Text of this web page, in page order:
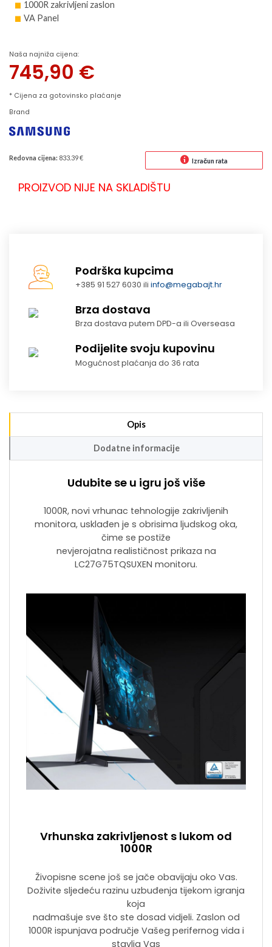
1000R zakrivljeni zaslon
VA Panel
Naša najniža cijena:
745,90 €
* Cijena za gotovinsko plaćanje
Brand
Redovna cijena: 833.39 € Izračun rata
PROIZVOD NIJE NA SKLADIŠTU
Podrška kupcima
+385 91 527 6030 iliinfo@megabajt.hr
Brza dostava
Brza dostava putem DPD-a ili Overseasa
Podijelite svoju kupovinu
Mogućnost plaćanja do 36 rata
Opis
Dodatne informacije
Udubite se u igru još više
1000R, novi vrhunac tehnologije zakrivljenih
monitora, usklađen je s obrisima ljudskog oka,
čime se postiže
nevjerojatna realističnost prikaza na
LC27G75TQSUXEN monitoru.
Vrhunska zakrivljenost s lukom od
1000R
Živopisne scene još se jače obavijaju oko Vas.
Doživite sljedeću razinu uzbuđenja tijekom igranja
koja
nadmašuje sve što ste dosad vidjeli. Zaslon od
1000R ispunjava područje Vašeg perifernog vida i
stavlja Vas